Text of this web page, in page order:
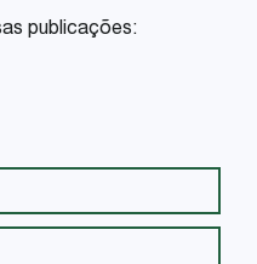
publicações: